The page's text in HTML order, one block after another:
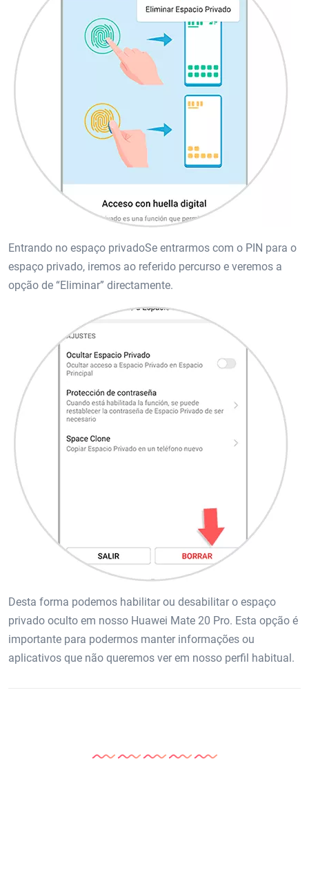
Entrando no espaço privadoSe entrarmos com o PIN para o
espaço privado, iremos ao referido percurso e veremos a
opção de “Eliminar” directamente.
Desta forma podemos habilitar ou desabilitar o espaço
privado oculto em nosso Huawei Mate 20 Pro. Esta opção é
importante para podermos manter informações ou
aplicativos que não queremos ver em nosso perfil habitual.